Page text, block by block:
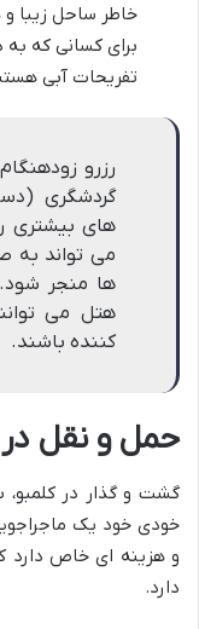
خاطر ساحل زیبا
برای کسانی که به
تفریحات آبی
رزرو
گردشگری
های بیشتری
می تواند به
ها منجر
هتل می
کننده باشند.
حمل و نقل در
گشت و گذار در کلمبو،
خودی خود یک
و هزینه ای خاص دارد
دارد.